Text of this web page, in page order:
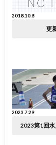
2018.10.8
更
2023.7.29
2023第1回